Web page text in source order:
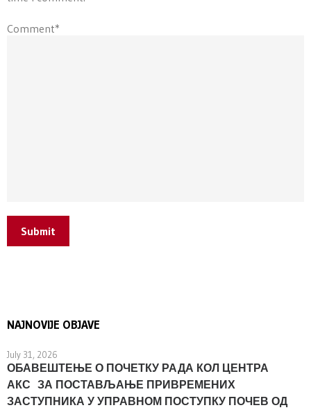
Comment*
Submit
NAJNOVIJE OBJAVE
July 31, 2026
ОБАВЕШТЕЊЕ О ПОЧЕТКУ РАДА КОЛ ЦЕНТРА
АКС ЗА ПОСТАВЉАЊЕ ПРИВРЕМЕНИХ
ЗАСТУПНИКА У УПРАВНОМ ПОСТУПКУ ПОЧЕВ ОД